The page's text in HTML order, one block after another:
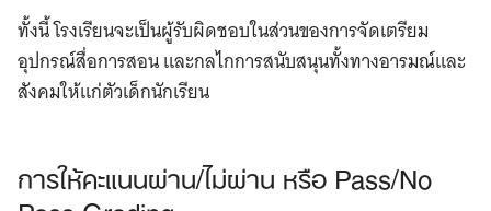
ทั้งนี้ โรงเรียนจะเป็นผู้รับผิดชอบในส่วนของการจัดเตรียม
อุปกรณ์สื่อการสอน และกลไกการสนับสนุนทั้งทางอารมณ์และ
สังคมให้แก่ตัวเด็กนักเรียน
การให้คะแนนผ่าน/ไม่ผ่าน หรือ Pass/No